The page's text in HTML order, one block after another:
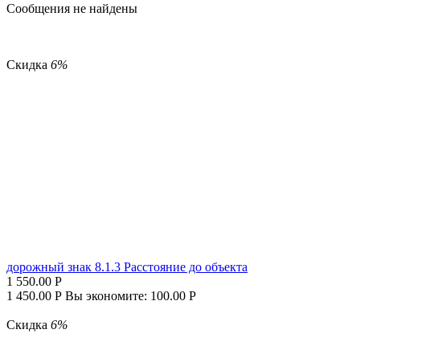
Сообщения не найдены
Скидка 6%
дорожный знак 8.1.3 Расстояние до объекта
1 550.00 Р
1 450.00 Р Вы экономите: 100.00 Р
Скидка 6%